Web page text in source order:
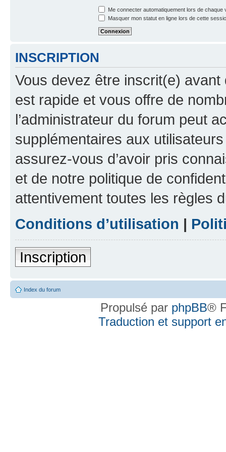
Me connecter automatiquement lors de chaque
Masquer mon statut en ligne lors de cette
INSCRIPTION
Vous devez être inscrit(e) avant
est rapide et vous offre de
l’administrateur du forum peut
supplémentaires aux
assurez-vous d’avoir pris
et de notre politique de
attentivement toutes les règles
Conditions d’utilisation |
Inscription
Index du forum
Propulsé par phpBB®
Traduction et support